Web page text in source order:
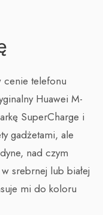
cenie telefonu
Huawei M-
SuperCharge i
gadżetami, ale
nad czym
srebrnej lub białej
mi do koloru